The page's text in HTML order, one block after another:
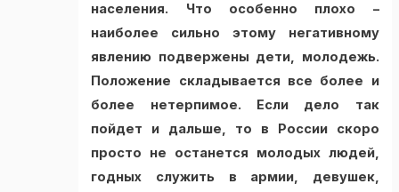
населения. Что особенно плохо –
наиболее сильно этому негативному
явлению подвержены дети, молодежь.
Положение складывается все более и
более нетерпимое. Если дело так
пойдет и дальше, то в России скоро
просто не останется молодых людей,
годных служить в армии, девушек,